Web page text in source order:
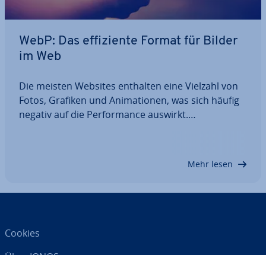
WebP: Das ef­fi­zi­en­te Format für Bilder
im Web
Die meisten Websites enthalten eine Vielzahl von
Fotos, Grafiken und Ani­ma­tio­nen, was sich häufig
negativ auf die Per­for­mance auswirkt.
Mehr lesen
Cookies